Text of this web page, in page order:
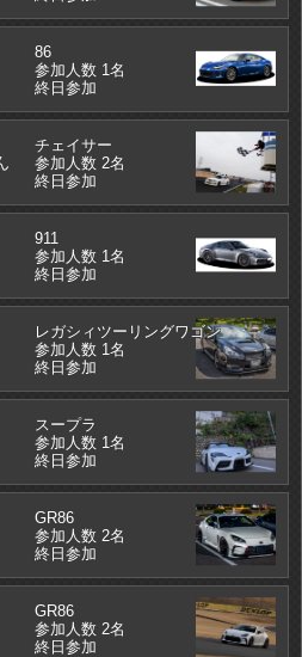
86
参加人数 1名
終日参加
チェイサー
参加人数 2名
終日参加
911
参加人数 1名
終日参加
レガシィツーリングワゴン
参加人数 1名
終日参加
スープラ
参加人数 1名
終日参加
GR86
参加人数 2名
終日参加
GR86
参加人数 2名
終日参加